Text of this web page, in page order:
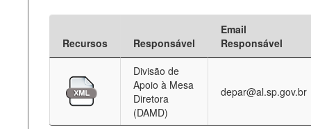
Recursos Responsável
Email
Responsável
Divisão de
Apoio à Mesa
Diretora
(DAMD)
depar@al.sp.gov.br